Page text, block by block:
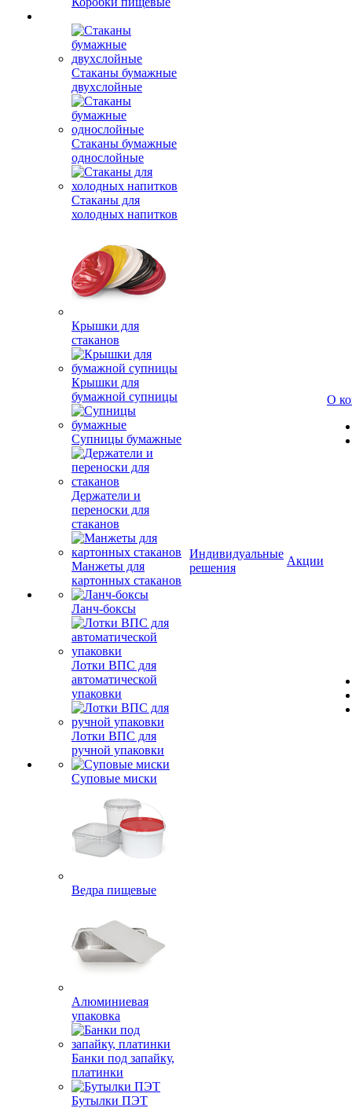
Стаканы бумажные
двухслойные
Стаканы бумажные
однослойные
Стаканы для
холодных напитков
Крышки для
стаканов
Крышки для
бумажной супницы
Супницы бумажные
Держатели и
переноски для
стаканов
Манжеты для
картонных стаканов
Ланч-боксы
Лотки ВПС для
автоматической
упаковки
Лотки ВПС для
ручной упаковки
Суповые миски
Ведра пищевые
Алюминиевая
упаковка
Банки под запайку,
платинки
Бутылки ПЭТ
Индивидуальные
решения
Акции
О